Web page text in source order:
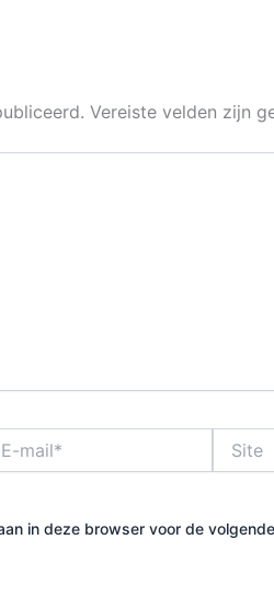
Vereiste velden zijn
in deze browser voor de